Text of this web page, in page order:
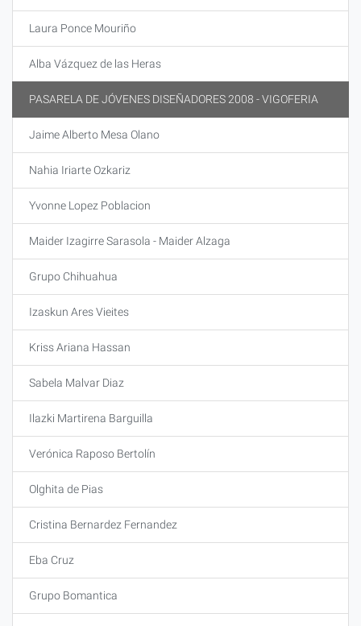
Laura Ponce Mouriño
Alba Vázquez de las Heras
PASARELA DE JÓVENES DISEÑADORES 2008 - VIGOFERIA
Jaime Alberto Mesa Olano
Nahia Iriarte Ozkariz
Yvonne Lopez Poblacion
Maider Izagirre Sarasola - Maider Alzaga
Grupo Chihuahua
Izaskun Ares Vieites
Kriss Ariana Hassan
Sabela Malvar Diaz
Ilazki Martirena Barguilla
Verónica Raposo Bertolín
Olghita de Pias
Cristina Bernardez Fernandez
Eba Cruz
Grupo Bomantica